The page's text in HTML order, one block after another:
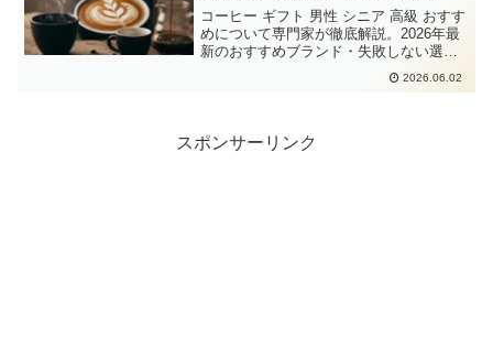
コーヒー ギフト 男性 シニア 高級 おすす
めについて専門家が徹底解説。2026年最
新のおすすめブランド・失敗しない選び
方・Amazon楽天の人気商品をまとめまし
2026.06.02
スポンサーリンク